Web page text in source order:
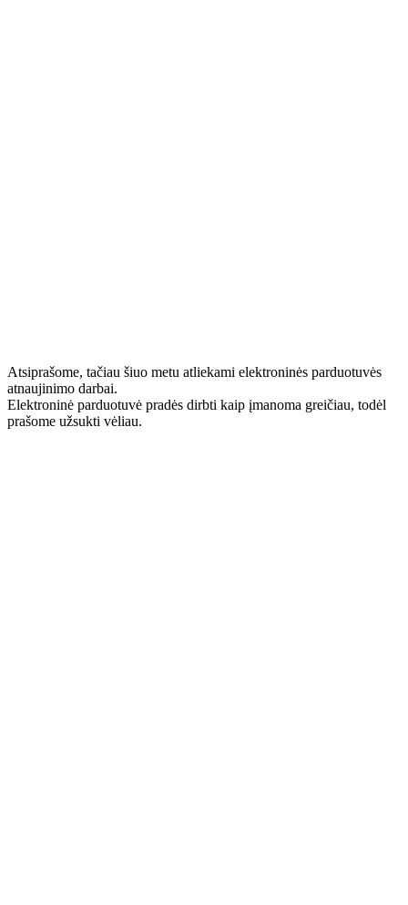
Atsiprašome, tačiau šiuo metu atliekami elektroninės parduotuvės
atnaujinimo darbai.
Elektroninė parduotuvė pradės dirbti kaip įmanoma greičiau, todėl
prašome užsukti vėliau.